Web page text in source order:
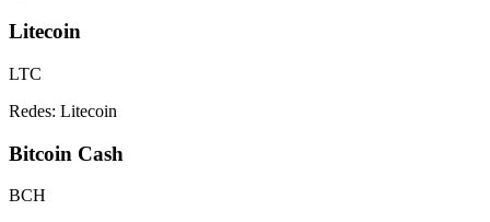
Litecoin
LTC
Redes: Litecoin
Bitcoin Cash
BCH